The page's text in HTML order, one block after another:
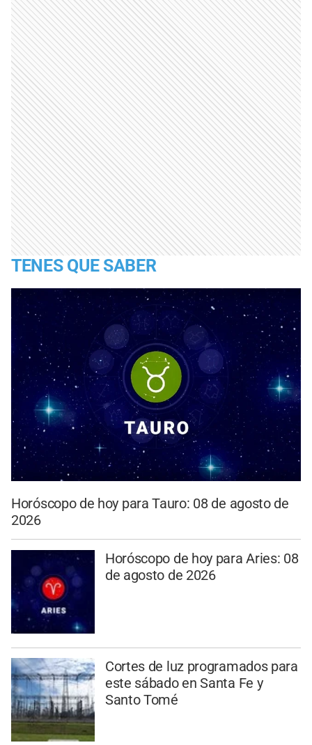
TENES QUE SABER
Horóscopo de hoy para Tauro: 08 de agosto de
2026
Horóscopo de hoy para Aries: 08
de agosto de 2026
Cortes de luz programados para
este sábado en Santa Fe y
Santo Tomé